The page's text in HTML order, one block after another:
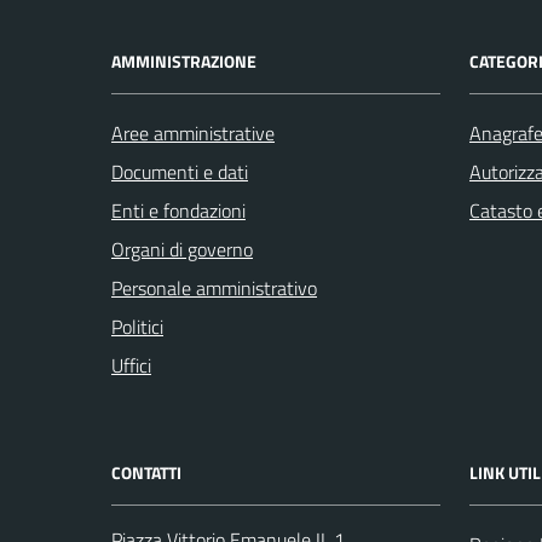
AMMINISTRAZIONE
Aree amministrative
Documenti e dati
Enti e fondazioni
Organi di governo
Personale amministrativo
Politici
Uffici
Catasto
CONTATTI LINK